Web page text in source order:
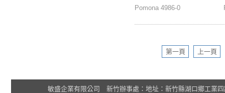
Pomona 4986-0
第一頁 上一頁
敏盛企業有限公司 新竹辦事處：地址：新竹縣湖口鄉工業